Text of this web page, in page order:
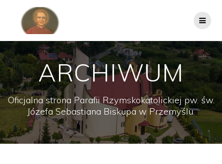
ARCHIWUM
Oficjalna strona Parafii Rzymskokatolickiej pw. św.
Józefa Sebastiana Biskupa w Przemyślu.